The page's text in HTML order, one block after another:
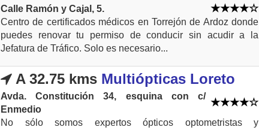
Calle Ramón y Cajal, 5.
Centro de certificados médicos en Torrejón de Ardoz donde
puedes renovar tu permiso de conducir sin acudir a la
Jefatura de Tráfico. Solo es necesario...
A 32.75 kms Multiópticas Loreto
Avda. Constitución 34, esquina con c/
Enmedio
No sólo somos expertos ópticos optometristas y